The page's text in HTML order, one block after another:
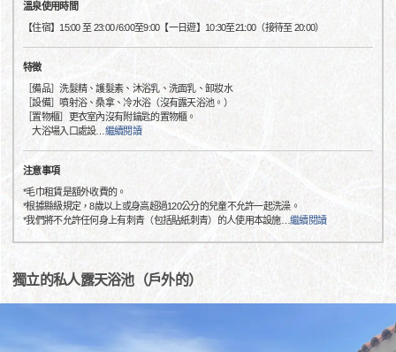
溫泉使用時間
【住宿】15:00 至 23:00 /6:00至9:00【一日遊】10:30至21:00（接待至 20:00）
特徵
［備品］洗髮精、護髮素、沐浴乳、洗面乳、卸妝水
［設備］噴射浴、桑拿、冷水浴（沒有露天浴池。）
［置物櫃］更衣室內沒有附鑰匙的置物櫃。
大浴場入口處設… 繼續閱讀
注意事項
*毛巾租賃是額外收費的。
*根據縣級規定，8歲以上或身高超過120公分的兒童不允許一起洗澡。
*我們將不允許任何身上有刺青（包括貼紙刺青）的人使用本設施…繼續閱讀
獨立的私人露天浴池（戶外的）